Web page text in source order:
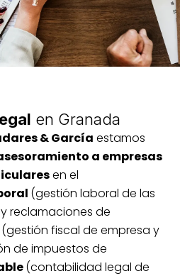
en Granada
res & García estamos
a empresas
en el
(gestión laboral de las
reclamaciones de
(gestión fiscal de empresa y
de impuestos de
(contabilidad legal de